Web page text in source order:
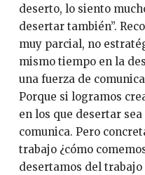
deserto, lo siento
desertar también”.
muy parcial, no
mismo tiempo en la
una fuerza de
Porque si logramos
en los que desertar
comunica. Pero
trabajo ¿cómo
desertamos del